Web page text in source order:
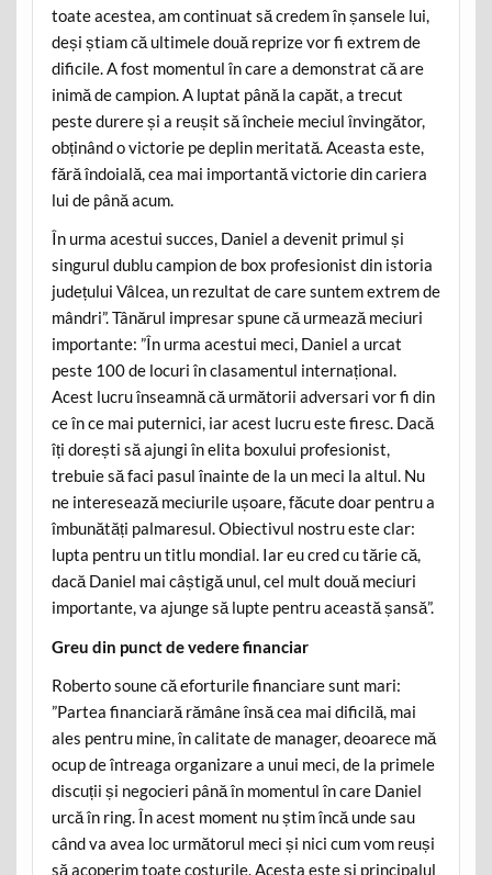
toate acestea, am continuat să credem în șansele lui,
deși știam că ultimele două reprize vor fi extrem de
dificile. A fost momentul în care a demonstrat că are
inimă de campion. A luptat până la capăt, a trecut
peste durere și a reușit să încheie meciul învingător,
obținând o victorie pe deplin meritată. Aceasta este,
fără îndoială, cea mai importantă victorie din cariera
lui de până acum.
În urma acestui succes, Daniel a devenit primul și
singurul dublu campion de box profesionist din istoria
județului Vâlcea, un rezultat de care suntem extrem de
mândri”. Tânărul impresar spune că urmează meciuri
importante: ”În urma acestui meci, Daniel a urcat
peste 100 de locuri în clasamentul internațional.
Acest lucru înseamnă că următorii adversari vor fi din
ce în ce mai puternici, iar acest lucru este firesc. Dacă
îți dorești să ajungi în elita boxului profesionist,
trebuie să faci pasul înainte de la un meci la altul. Nu
ne interesează meciurile ușoare, făcute doar pentru a
îmbunătăți palmaresul. Obiectivul nostru este clar:
lupta pentru un titlu mondial. Iar eu cred cu tărie că,
dacă Daniel mai câștigă unul, cel mult două meciuri
importante, va ajunge să lupte pentru această șansă”.
Greu din punct de vedere financiar
Roberto soune că eforturile financiare sunt mari:
”Partea financiară rămâne însă cea mai dificilă, mai
ales pentru mine, în calitate de manager, deoarece mă
ocup de întreaga organizare a unui meci, de la primele
discuții și negocieri până în momentul în care Daniel
urcă în ring. În acest moment nu știm încă unde sau
când va avea loc următorul meci și nici cum vom reuși
să acoperim toate costurile. Acesta este și principalul